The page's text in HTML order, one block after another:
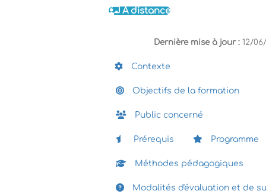
À distance
Dernière mise à jour : 12/
Contexte
Objectifs de la formation
Public concerné
Prérequis Programme
Méthodes pédagogiques
Modalités d'évaluation et de